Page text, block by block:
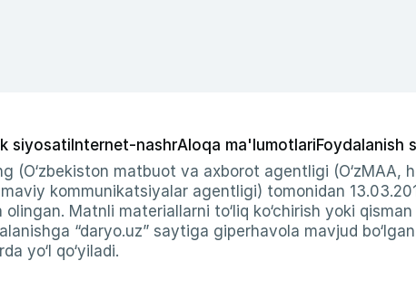
siyosati Internet-nashrAloqa ma'lumotlariFoydalanish
(O‘zbekiston matbuot va axborot agentligi (O‘zMAA,
kommunikatsiyalar agentligi) tomonidan
Matnli materiallarni to‘liq ko‘chirish yoki
“daryo.uz” saytiga giperhavola mavjud
yo‘l qo‘yiladi.